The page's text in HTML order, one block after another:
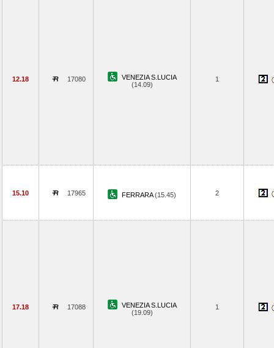
12.18 17080
VENEZIA S.LUCIA
(14.09)
1
15.10 17965 FERRARA(15.45) 2
17.18 17088
VENEZIA S.LUCIA
(19.09)
1